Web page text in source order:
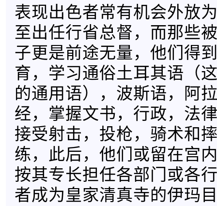
表现出色者常有机会外放
至出任行省总督，而那些
子更是前途无量，他们得
育，学习通俗土耳其语（
的通用语），波斯语，阿
经，掌握文书，行政，法
接受射击，投枪，骑术和
练，此后，他们或留在宫
按其专长担任各部门或各
者成为皇家清真寺的伊玛